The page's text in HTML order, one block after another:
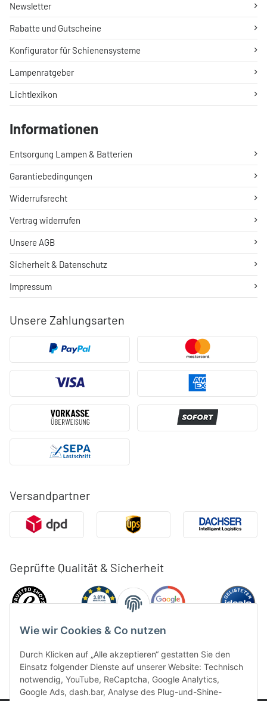
Wie wir Cookies & Co nutzen
Durch Klicken auf „Alle akzeptieren“ gestatten Sie den
Einsatz folgender Dienste auf unserer Website: Technisch
notwendig, YouTube, ReCaptcha, Google Analytics,
Google Ads, dash.bar, Analyse des Plug-und-Shine-
Unsere Zahlungsarten
Versandpartner
Geprüfte Qualität & Sicherheit
Newsletter
Rabatte und Gutscheine
Konfigurator für Schienensysteme
Lampenratgeber
Lichtlexikon
Informationen
Entsorgung Lampen & Batterien
Garantiebedingungen
Widerrufsrecht
Vertrag widerrufen
Unsere AGB
Sicherheit & Datenschutz
Impressum